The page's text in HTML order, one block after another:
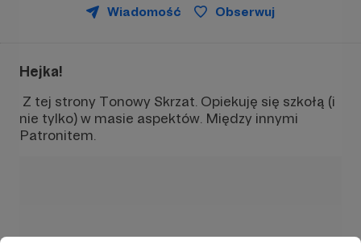
Wiadomość Obserwuj
Hejka!
Z tej strony Tonowy Skrzat. Opiekuję się szkołą (i
nie tylko) w masie aspektów. Między innymi
Patronitem.